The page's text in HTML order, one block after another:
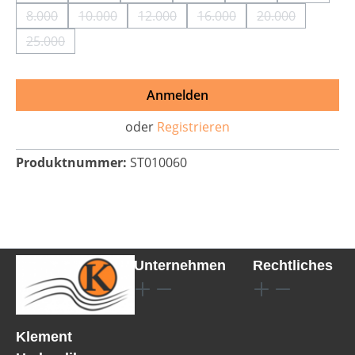
8.000(Diese Option ist zurzeit nicht verfügbar.)
10.000(Diese Option ist zurzeit nicht verfügbar.)
12.000(Diese Option ist zurzeit nicht
16.000(Diese Option ist zurzeit
20.000(Diese Option
25.000(Diese Option ist zurzeit nicht verfügbar.)
Anmelden
oder Registrieren
Produktnummer: ST010060
Klement
Unternehmen Rechtliches